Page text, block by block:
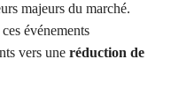
majeurs du marché.
événements
vers une réduction de